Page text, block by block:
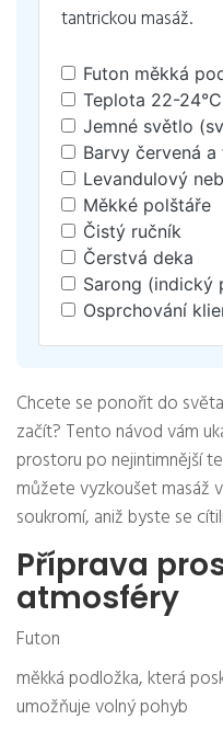
tantrickou masáž.
Futon měkká
Teplota 22-24°C
Jemné světlo
Barvy červená a
Levandulový
Měkké polštáře
Čistý ručník
Čerstvá deka
Sarong (indický
Osprchování
Chcete se ponořit do světa
začít? Tento návod vám
prostoru po nejintimnější
můžete vyzkoušet masáž
soukromí, aniž byste se
Příprava
atmosféry
Futon
měkká podložka, která
umožňuje volný pohyb